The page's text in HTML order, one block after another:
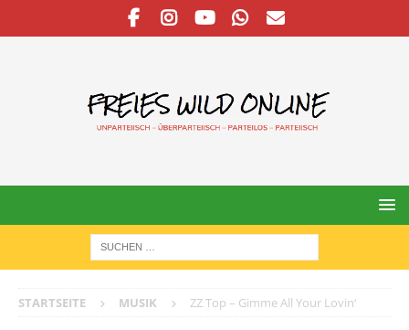
STARTSEITE MUSIK ZZ Top – Gimme All Your Lovin‘